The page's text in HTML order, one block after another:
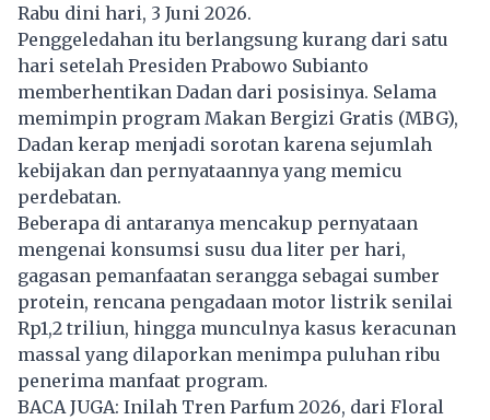
Rabu dini hari, 3 Juni 2026.
Penggeledahan itu berlangsung kurang dari satu
hari setelah Presiden Prabowo Subianto
memberhentikan Dadan dari posisinya. Selama
memimpin program Makan Bergizi Gratis (MBG),
Dadan kerap menjadi sorotan karena sejumlah
kebijakan dan pernyataannya yang memicu
perdebatan.
Beberapa di antaranya mencakup pernyataan
mengenai konsumsi susu dua liter per hari,
gagasan pemanfaatan serangga sebagai sumber
protein, rencana pengadaan motor listrik senilai
Rp1,2 triliun, hingga munculnya kasus keracunan
massal yang dilaporkan menimpa puluhan ribu
penerima manfaat program.
BACA JUGA: Inilah Tren Parfum 2026, dari Floral